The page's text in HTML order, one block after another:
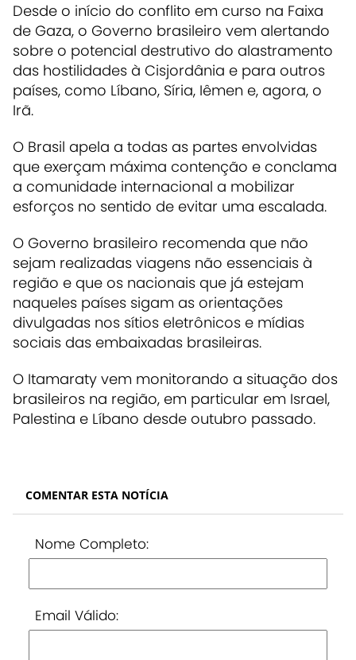
Desde o início do conflito em curso na Faixa
de Gaza, o Governo brasileiro vem alertando
sobre o potencial destrutivo do alastramento
das hostilidades à Cisjordânia e para outros
países, como Líbano, Síria, Iêmen e, agora, o
Irã.
O Brasil apela a todas as partes envolvidas
que exerçam máxima contenção e conclama
a comunidade internacional a mobilizar
esforços no sentido de evitar uma escalada.
O Governo brasileiro recomenda que não
sejam realizadas viagens não essenciais à
região e que os nacionais que já estejam
naqueles países sigam as orientações
divulgadas nos sítios eletrônicos e mídias
sociais das embaixadas brasileiras.
O Itamaraty vem monitorando a situação dos
brasileiros na região, em particular em Israel,
Palestina e Líbano desde outubro passado.
COMENTAR ESTA NOTÍCIA
Nome Completo:
Email Válido: